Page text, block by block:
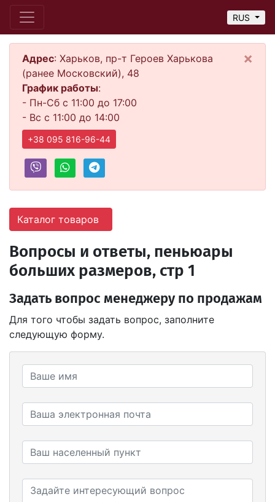
RUS
Адрес: Харьков, пр-т Героев Харькова
(ранее Московский), 48
График работы:
- Пн-Сб с 11:00 до 17:00
- Вс с 11:00 до 14:00
+38 095 816-96-44
×
Каталог товаров
Вопросы и ответы, пеньюары
больших размеров, стр 1
Задать вопрос менеджеру по продажам
Для того чтобы задать вопрос, заполните
следующую форму.